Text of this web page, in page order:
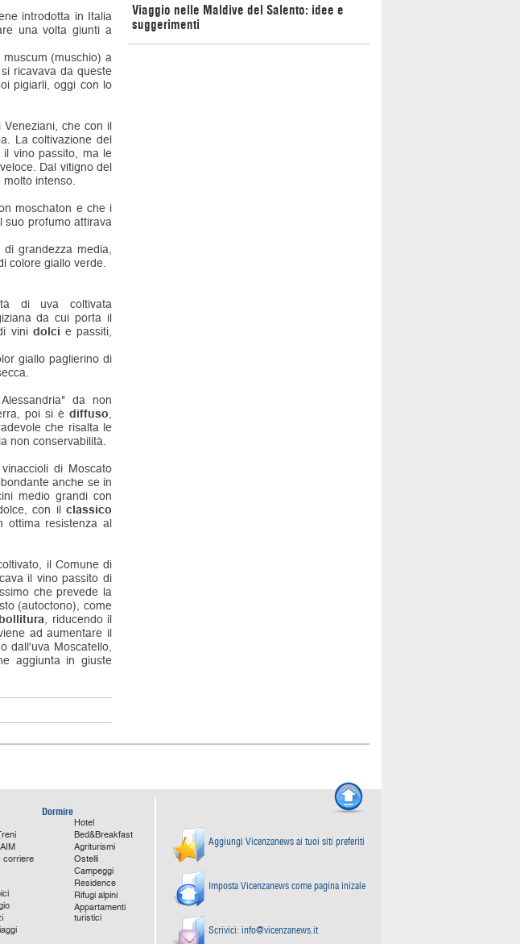
introdotta in Italia
una volta giunti a
(muschio) a
ricavava da queste
pigiarli, oggi con lo
che con il
La coltivazione del
vino passito, ma le
Dal vitigno del
intenso.
moschaton e che i
suo profumo attirava
grandezza media,
colore giallo verde.
di uva coltivata
da cui porta il
vini dolci e passiti,
giallo paglierino di
da non
poi si è diffuso,
che risalta le
non conservabilità.
di Moscato
anche se in
medio grandi con
con ilclassico
ottima resistenza al
il Comune di
il vino passito di
che prevede la
(autoctono), come
, riducendo il
ad aumentare il
dall'uva Moscatello,
aggiunta in giuste
Viaggio nelle Maldive del Salento: idee e
suggerimenti
corriere
Dormire
Hotel
Bed&Breakfast
Agriturismi
Ostelli
Campeggi
Residence
Rifugi alpini
Appartamenti
turistici
Aggiungi Vicenzanews ai tuoi siti preferiti
Imposta Vicenzanews come pagina inizale
Scrivici: info@vicenzanews.it